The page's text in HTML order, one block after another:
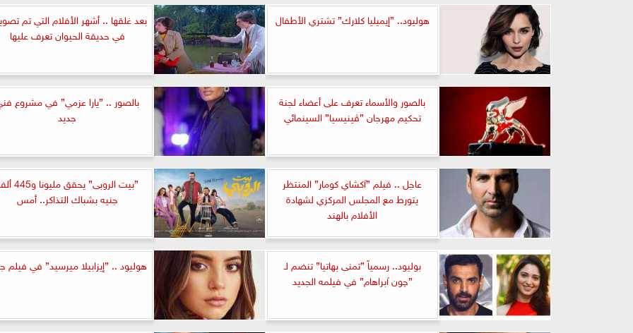
هوليود.. ”إيميليا كلارك” تشتري الأطفال
بعد غلقها .. أشهر الأفلام التي تم
في حديقة الحيوان تعرف عليها
بالصور والأسماء تعرف على أعضاء لجنة
تحكيم مهرجان ”ڤينيسيا” السينمائي
بالصور .. ”يارا عزمي” في مشروع
جديد
عاجل .. فيلم ”آكشاي كومار” المنتظر
يتورط مع المجلس المركزي لشهادة
الأفلام بالهند
”بيت الروبى” يحقق
جنيه بشباك التذاكر.. أمس
بوليود.. رسمياً ”تمنى بهاتيا” تنضم لـ
”چون آبراهام” في فيلمه الجديد
هوليود .. ”إيزابيلا ميرسيد” في فيلم